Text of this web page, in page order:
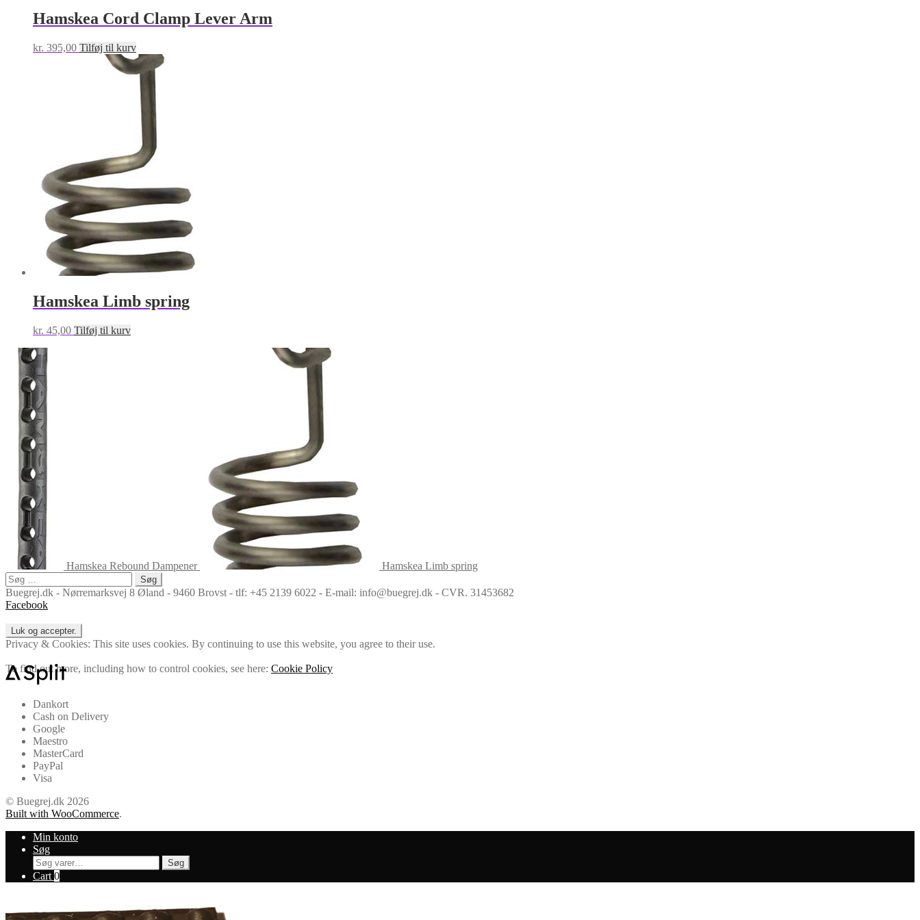
Hamskea Cord Clamp Lever Arm
kr. 395,00 Tilføj til kurv
Hamskea Limb spring
kr. 45,00 Tilføj til kurv
Hamskea Rebound Dampener
Hamskea Limb spring
Søg
efter:
Buegrej.dk - Nørremarksvej 8 Øland - 9460 Brovst - tlf: +45 2139 6022 - E-mail: info@buegrej.dk - CVR. 31453682
Facebook
Privacy & Cookies: This site uses cookies. By continuing to use this website, you agree to their use.
To find out more, including how to control cookies, see here: Cookie Policy
Dankort
Cash on Delivery
Google
Maestro
MasterCard
PayPal
Visa
© Buegrej.dk 2026
Built with WooCommerce.
Min konto
Søg
Søg
efter:
Søg
Cart 0